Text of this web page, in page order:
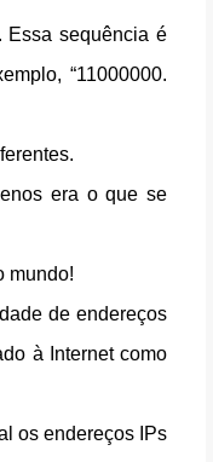
Essa sequência é
“11000000.
era o que se
mundo!
de endereços
à Internet como
os endereços IPs